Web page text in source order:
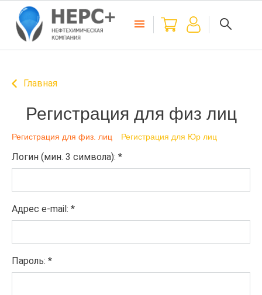
Главная
Регистрация для физ лиц
Регистрация для физ. лиц Регистрация для Юр лиц
Логин (мин. 3 символа): *
Адрес e-mail: *
Пароль: *